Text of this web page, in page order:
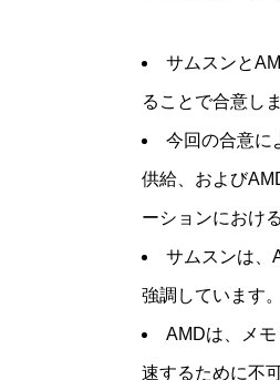
サムスンと
ることで合意し
今回の合意に
供給、および
ーションにおけ
サムスンは、
強調しています。
AMDは、メ
速するために不